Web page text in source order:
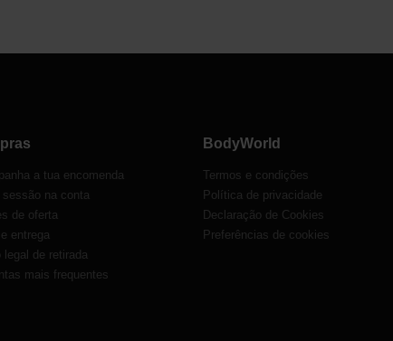
a tua encomenda
sessão na conta
de oferta
entrega
legal de retirada
mais frequentes
BodyWorld
Termos e condições
Política de privacidade
Declaração de Cookies
Preferências de cookies